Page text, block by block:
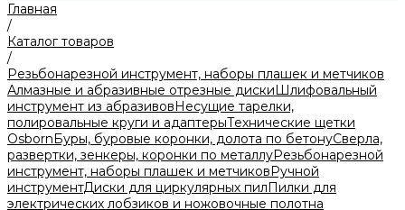
Главная
/
Каталог товаров
/
Резьбонарезной инструмент, наборы плашек и метчиков
Алмазные и абразивные отрезные дискиШлифовальный
инструмент из абразивовНесущие тарелки,
полировальные круги и адаптерыТехнические щетки
OsbornБуры, буровые коронки, долота по бетонуСверла,
развертки, зенкеры, коронки по металлуРезьбонарезной
инструмент, наборы плашек и метчиковРучной
инструментДиски для циркулярных пилПилки для
электрических лобзиков и ножовочные полотна